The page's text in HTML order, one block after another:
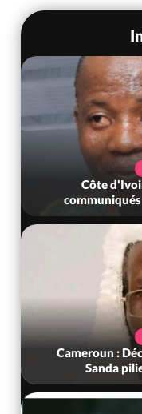
Côte
Cameroun :
Sanda